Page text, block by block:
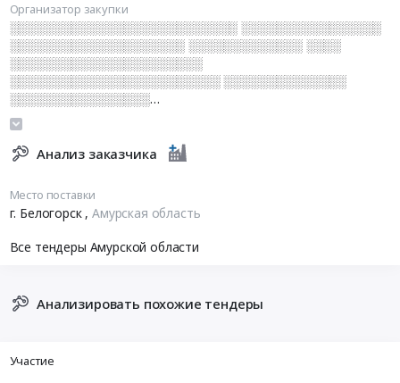
Организатор закупки
░░░░░░░░░░░░░░░░░░░░░░░░░░ ░░░░░░░░░░░░░░░░
░░░░░░░░░░░░░░░░░░░░ ░░░░░░░░░░░░░ ░░░░
░░░░░░░░░░░░░░░░░░░░░░
░░░░░░░░░░░░░░░░░░░░░░░░ ░░░░░░░░░░░░░░
░░░░░░░░░░░░░░░░
░░░░░░░░░░░░░░░░░░░░░░░░░░░░░ ░░░░░░░░░░░░
░░░░░░░░░░░░░░░░░░
Анализ заказчика
Место поставки
г. Белогорск ,Амурская область
Все тендеры Амурской области
Анализировать похожие тендеры
Участие